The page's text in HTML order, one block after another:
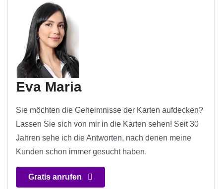
Eva Maria
Sie möchten die Geheimnisse der Karten aufdecken?
Lassen Sie sich von mir in die Karten sehen! Seit 30
Jahren sehe ich die Antworten, nach denen meine
Kunden schon immer gesucht haben.
Gratis anrufen